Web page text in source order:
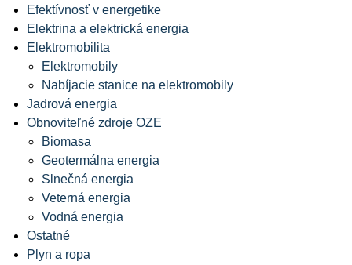
Efektívnosť v energetike
Elektrina a elektrická energia
Elektromobilita
Elektromobily
Nabíjacie stanice na elektromobily
Jadrová energia
Obnoviteľné zdroje OZE
Biomasa
Geotermálna energia
Slnečná energia
Veterná energia
Vodná energia
Ostatné
Plyn a ropa